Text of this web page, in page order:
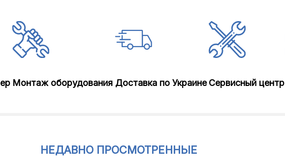
Монтаж оборудования Доставка по Украине Сервисный центр
НЕДАВНО ПРОСМОТРЕННЫЕ